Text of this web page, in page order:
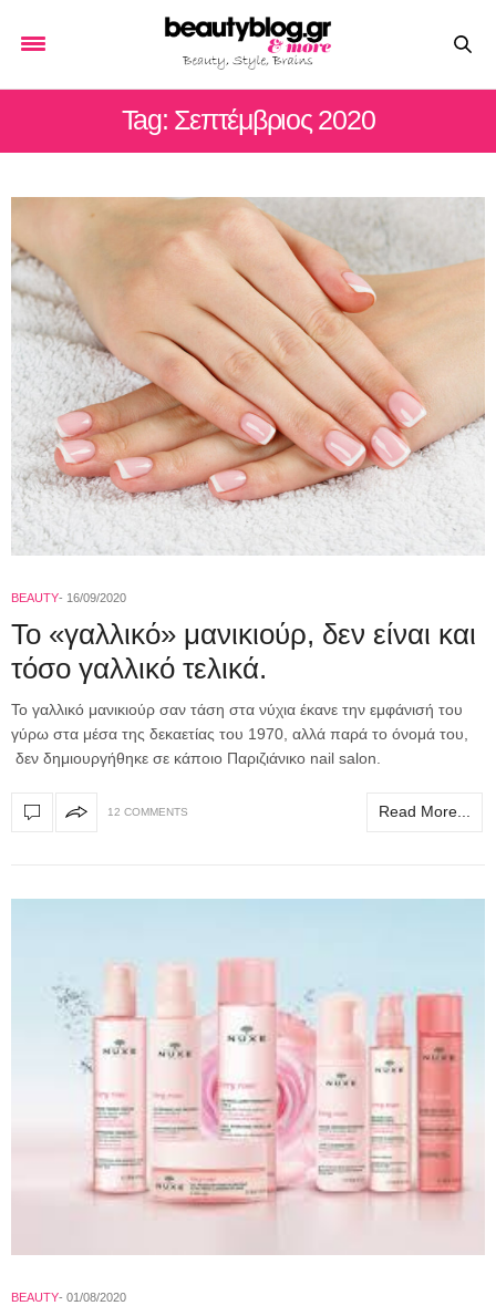
Tag: Σεπτέμβριος 2020
BEAUTY 16/09/2020
To «γαλλικό» μανικιούρ, δεν είναι και
τόσο γαλλικό τελικά.
Το γαλλικό μανικιούρ σαν τάση στα νύχια έκανε την εμφάνισή του
γύρω στα μέσα της δεκαετίας του 1970, αλλά παρά το όνομά του,
δεν δημιουργήθηκε σε κάποιο Παριζιάνικο nail salon.
12 COMMENTS Read More...
BEAUTY 01/08/2020